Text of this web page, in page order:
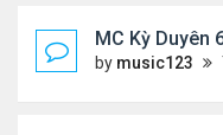
MC Kỳ Duyên
by music123